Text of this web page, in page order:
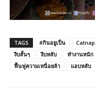
TAGS #กินอยูเป็น Catnap
งีบสั้นๆ
งีบหลับ ทำงานหนัก
ฟื้นฟูความเหนื่อยล้า
แอบหลับ